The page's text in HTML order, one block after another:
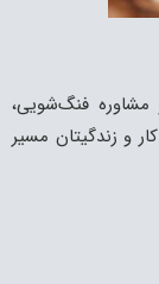
فنگ‌شویی،
و زندگیتان مسیر